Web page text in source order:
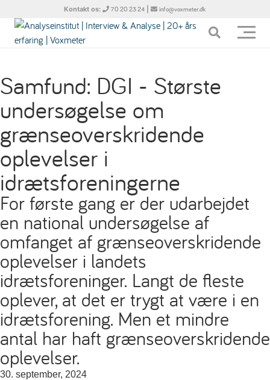
Kontakt os: 70 20 23 24 | info@voxmeter.dk
Samfund: DGI - Største
undersøgelse om
grænseoverskridende
oplevelser i
idrætsforeningerne
For første gang er der udarbejdet
en national undersøgelse af
omfanget af grænseoverskridende
oplevelser i landets
idrætsforeninger. Langt de fleste
oplever, at det er trygt at være i en
idrætsforening. Men et mindre
antal har haft grænseoverskridende
oplevelser.
30. september, 2024